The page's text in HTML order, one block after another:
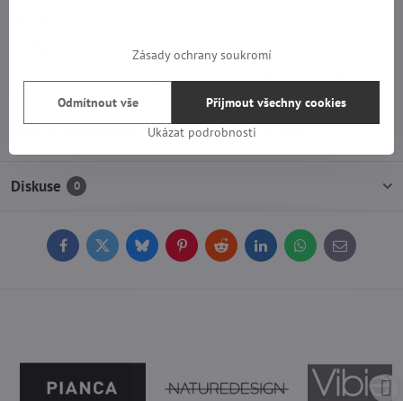
Více z kategorie Světla Stolní lampy
Diskuse 0
FacebookTwitterBlueskyPinterestReddit LinkedInWhatsApp
E-
mail
Zásady ochrany soukromí
Ukázat podrobnosti
Přijmout všechny cookies
Odmítnout vše